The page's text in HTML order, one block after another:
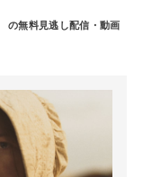
の無料見逃し配信・動画